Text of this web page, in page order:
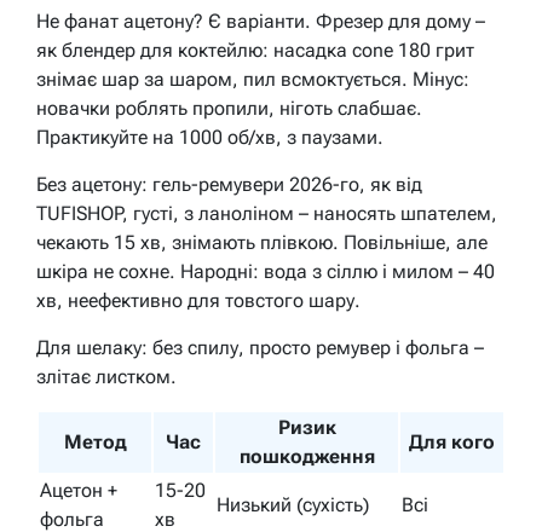
Не фанат ацетону? Є варіанти. Фрезер для дому –
як блендер для коктейлю: насадка cone 180 грит
знімає шар за шаром, пил всмоктується. Мінус:
новачки роблять пропили, ніготь слабшає.
Практикуйте на 1000 об/хв, з паузами.
Без ацетону: гель-ремувери 2026-го, як від
TUFISHOP, густі, з ланоліном – наносять шпателем,
чекають 15 хв, знімають плівкою. Повільніше, але
шкіра не сохне. Народні: вода з сіллю і милом – 40
хв, неефективно для товстого шару.
Для шелаку: без спилу, просто ремувер і фольга –
злітає листком.
Метод Час
Ризик
пошкодження
Для кого
Ацетон +
фольга
15-20
хв
Низький (сухість) Всі